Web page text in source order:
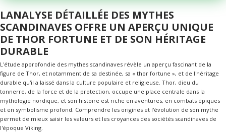
LANALYSE DÉTAILLÉE DES MYTHES
SCANDINAVES OFFRE UN APERÇU UNIQUE
DE THOR FORTUNE ET DE SON HÉRITAGE
DURABLE
L'étude approfondie des mythes scandinaves révèle un aperçu fascinant de la
figure de Thor, et notamment de sa destinée, sa « thor fortune », et de l'héritage
durable qu'il a laissé dans la culture populaire et religieuse. Thor, dieu du
tonnerre, de la force et de la protection, occupe une place centrale dans la
mythologie nordique, et son histoire est riche en aventures, en combats épiques
et en symbolisme profond. Comprendre les origines et l'évolution de son mythe
permet de mieux saisir les valeurs et les croyances des sociétés scandinaves de
l'époque Viking.